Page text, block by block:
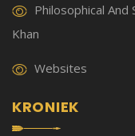
Philosophical
Khan
Websites
KRONIEK